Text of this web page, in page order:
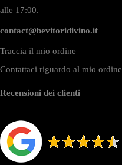
alle 17:00.
contact@bevitoridivino.it
Traccia il mio ordine
Contattaci riguardo al mio ordine
Recensioni dei clienti